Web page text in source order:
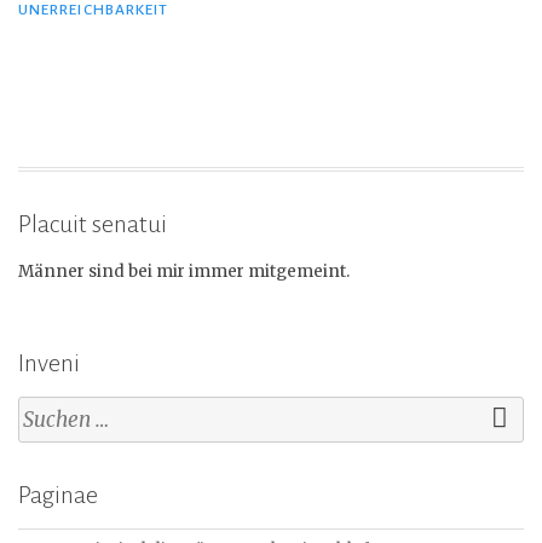
UNERREICHBARKEIT
Placuit senatui
Männer sind bei mir immer mitgemeint.
Inveni
Suchen
nach:
Paginae